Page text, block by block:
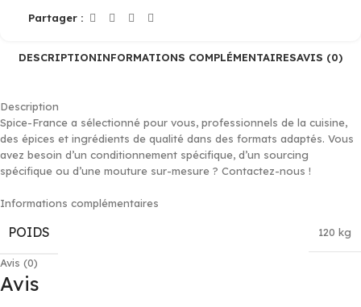
Partager :
DESCRIPTIONINFORMATIONS COMPLÉMENTAIRESAVIS (0)
Description
Spice-France a sélectionné pour vous, professionnels de la cuisine,
des épices et ingrédients de qualité dans des formats adaptés. Vous
avez besoin d’un conditionnement spécifique, d’un sourcing
spécifique ou d’une mouture sur-mesure ? Contactez-nous !
Informations complémentaires
POIDS 120 kg
Avis (0)
Avis